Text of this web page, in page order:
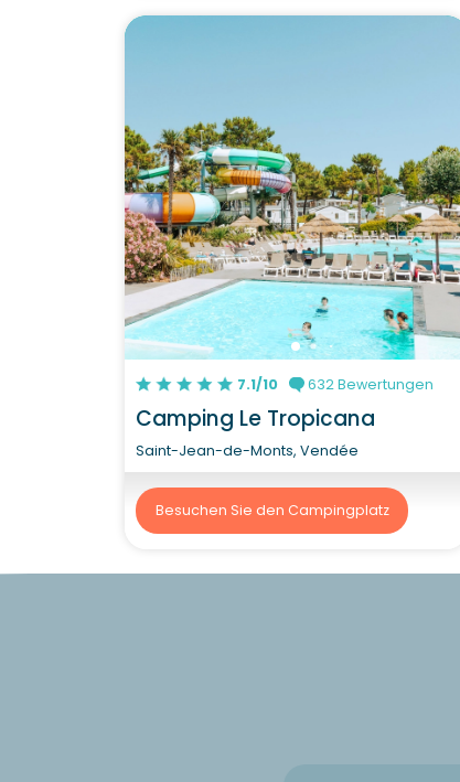
7.1/10 632 Bewertungen
Camping Le Tropicana
Saint-Jean-de-Monts, Vendée
Besuchen Sie den Campingplatz